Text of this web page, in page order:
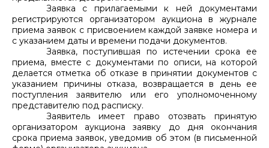
Заявка с прилагаемыми к ней документами
регистрируются организатором аукциона в журнале
приема заявок с присвоением каждой заявке номера и
с указанием даты и времени подачи документов.
Заявка, поступившая по истечении срока ее
приема, вместе с документами по описи, на которой
делается отметка об отказе в принятии документов с
указанием причины отказа, возвращается в день ее
поступления заявителю или его уполномоченному
представителю под расписку.
Заявитель имеет право отозвать принятую
организатором аукциона заявку до дня окончания
срока приема заявок, уведомив об этом (в письменной